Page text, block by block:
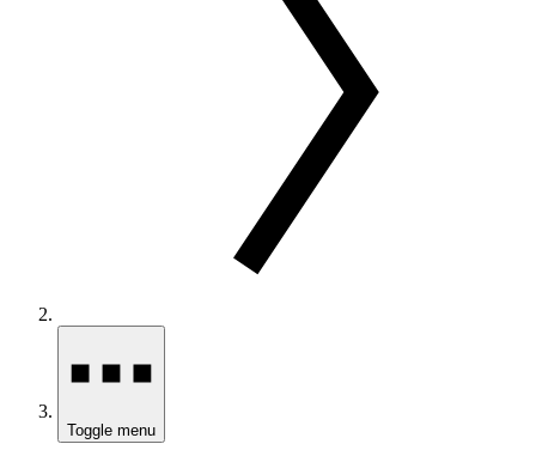
Toggle menu